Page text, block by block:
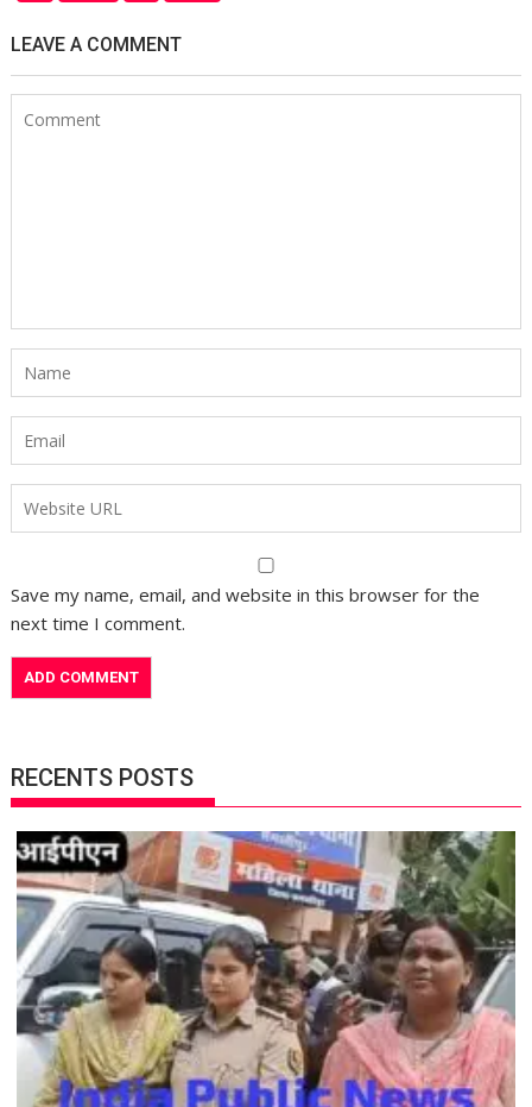
LEAVE A COMMENT
Save my name, email, and website in this browser for the
next time I comment.
RECENTS POSTS